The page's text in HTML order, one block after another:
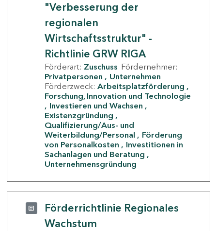
"Verbesserung der
regionalen
Wirtschaftsstruktur" -
Richtlinie GRW RIGA
Förderart: Zuschuss Fördernehmer:
Privatpersonen
Unternehmen
Förderzweck: Arbeitsplatzförderung
Forschung, Innovation und Technologie
Investieren und Wachsen
Existenzgründung
Qualifizierung/Aus- und
Weiterbildung/Personal
Förderung
von Personalkosten
Investitionen in
Sachanlagen und Beratung
Unternehmensgründung
Förderrichtlinie Regionales
Wachstum